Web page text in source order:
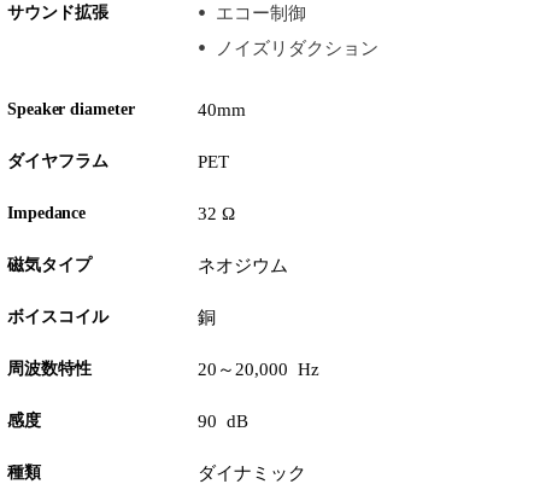
サウンド拡張
エコー制御
ノイズリダクション
Speaker diameter 40mm
ダイヤフラム PET
Impedance 32 Ω
磁気タイプ ネオジウム
ボイスコイル 銅
周波数特性 20～20,000 Hz
感度 90 dB
種類 ダイナミック